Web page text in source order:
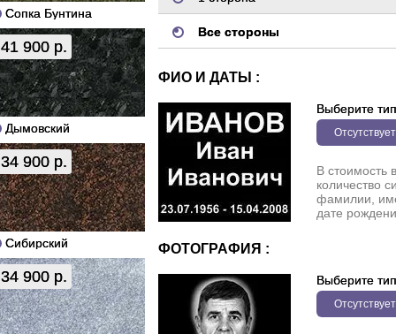
Сопка Бунтина
41 900 р.
Дымовский
34 900 р.
Сибирский
34 900 р.
Все стороны
ФИО И ДАТЫ :
Выберите тип
Отсутствует
В стоимость
количество
фамилии,
дате
ФОТОГРАФИЯ :
Выберите тип
Отсутствует